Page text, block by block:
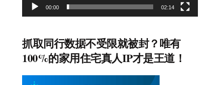
00:00 02:14
抓取同行数据不受限就被封？唯有
100%的家用住宅真人IP才是王道！